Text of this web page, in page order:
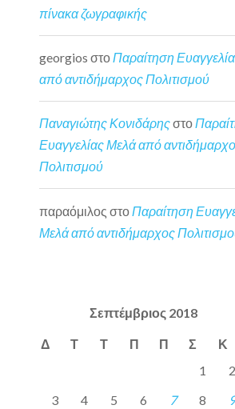
πίνακα ζωγραφικής
georgios στοΠαραίτηση
από αντιδήμαρχος Πολιτισμού
Παναγιώτης Κονιδάρηςστο
Ευαγγελίας Μελά από
Πολιτισμού
παραόμιλος στο Παραίτηση
Μελά από αντιδήμαρχος
Σεπτέμβριος 2018
Δ Τ Τ Π Π Σ Κ
1
2
3
4 5 6 7 8